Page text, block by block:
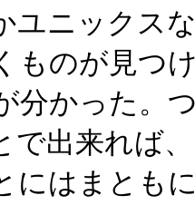
ユニックス
ものが見つ
分かった。
で出来れば
にはまとも